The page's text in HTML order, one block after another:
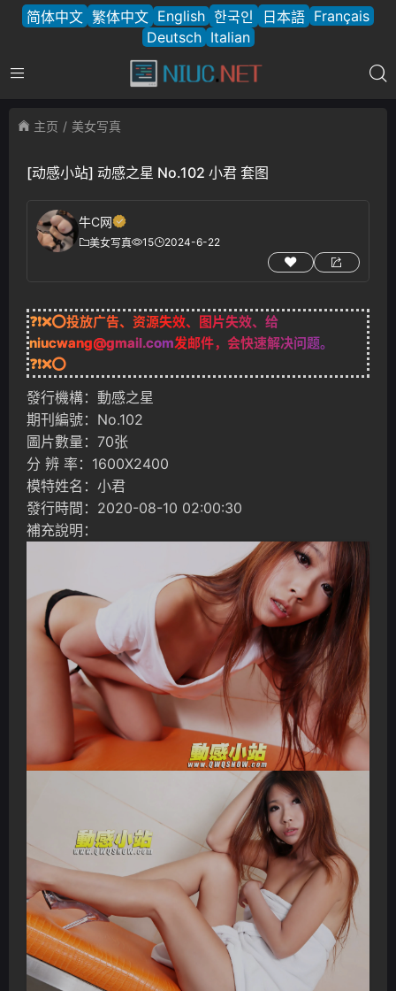
简体中文 繁体中文 English 한국인 日本語 Français
Deutsch Italian
主页 美女写真
[动感小站] 动感之星 No.102 小君 套图
牛C网
美女写真 15 2024-6-22
❓❗❌⭕投放广告、资源失效、图片失效、给
niucwang@gmail.com发邮件，会快速解决问题。
❓❗❌⭕
發行機構：動感之星
期刊編號：No.102
圖片數量：70张
分 辨 率：1600X2400
模特姓名：小君
發行時間：2020-08-10 02:00:30
補充說明：